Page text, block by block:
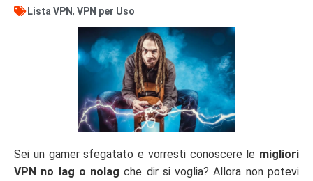
Lista VPN, VPN per Uso
Sei un gamer sfegatato e vorresti conoscere le migliori
VPN no lag o nolag che dir si voglia? Allora non potevi